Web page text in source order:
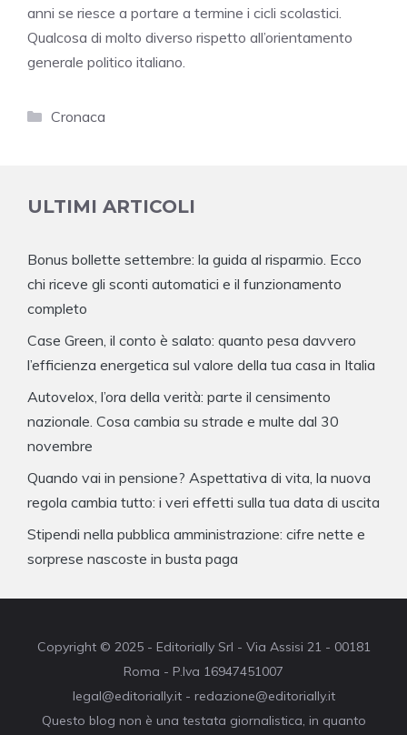
anni se riesce a portare a termine i cicli scolastici.
Qualcosa di molto diverso rispetto all’orientamento
generale politico italiano.
Categorie
Cronaca
ULTIMI ARTICOLI
Bonus bollette settembre: la guida al risparmio. Ecco
chi riceve gli sconti automatici e il funzionamento
completo
Case Green, il conto è salato: quanto pesa davvero
l’efficienza energetica sul valore della tua casa in Italia
Autovelox, l’ora della verità: parte il censimento
nazionale. Cosa cambia su strade e multe dal 30
novembre
Quando vai in pensione? Aspettativa di vita, la nuova
regola cambia tutto: i veri effetti sulla tua data di uscita
Stipendi nella pubblica amministrazione: cifre nette e
sorprese nascoste in busta paga
Copyright © 2025 - Editorially Srl - Via Assisi 21 - 00181
Roma - P.Iva 16947451007
legal@editorially.it - redazione@editorially.it
Questo blog non è una testata giornalistica, in quanto